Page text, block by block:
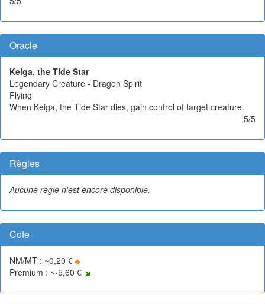
Oracle
Keiga, the Tide Star
Legendary Creature - Dragon Spirit
Flying
When Keiga, the Tide Star dies, gain control of target creature.
5/5
Règles
Aucune règle n'est encore disponible.
Cote
NM/MT : ~0,20 €
Premium : ~-5,60 €